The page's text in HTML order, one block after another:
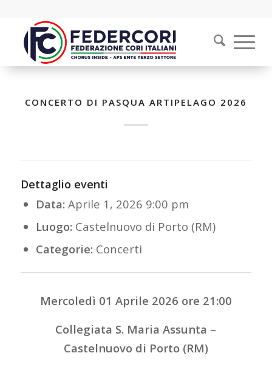
CONCERTO DI PASQUA ARTIPELAGO 2026
Dettaglio eventi
Data: Aprile 1, 2026 9:00 pm
Luogo: Castelnuovo di Porto (RM)
Categorie: Concerti
Mercoledì 01 Aprile 2026 ore 21:00
Collegiata S. Maria Assunta –
Castelnuovo di Porto (RM)